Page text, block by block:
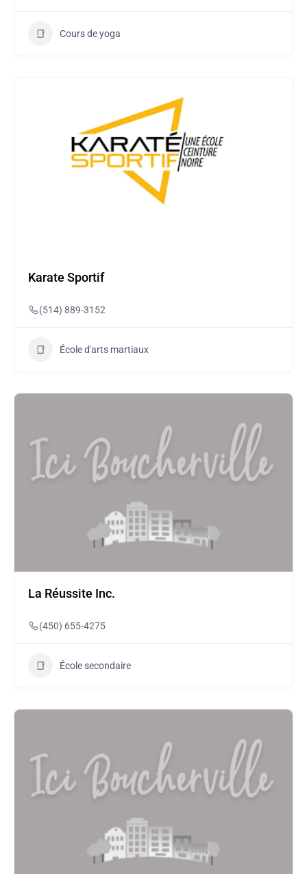
Cours de yoga
Karate Sportif
(514) 889-3152
École d'arts martiaux
La Réussite Inc.
(450) 655-4275
École secondaire